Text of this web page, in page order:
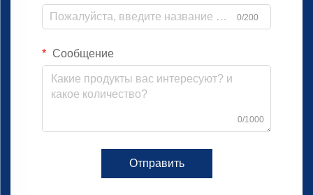
0/200
Сообщение
0/1000
Отправить